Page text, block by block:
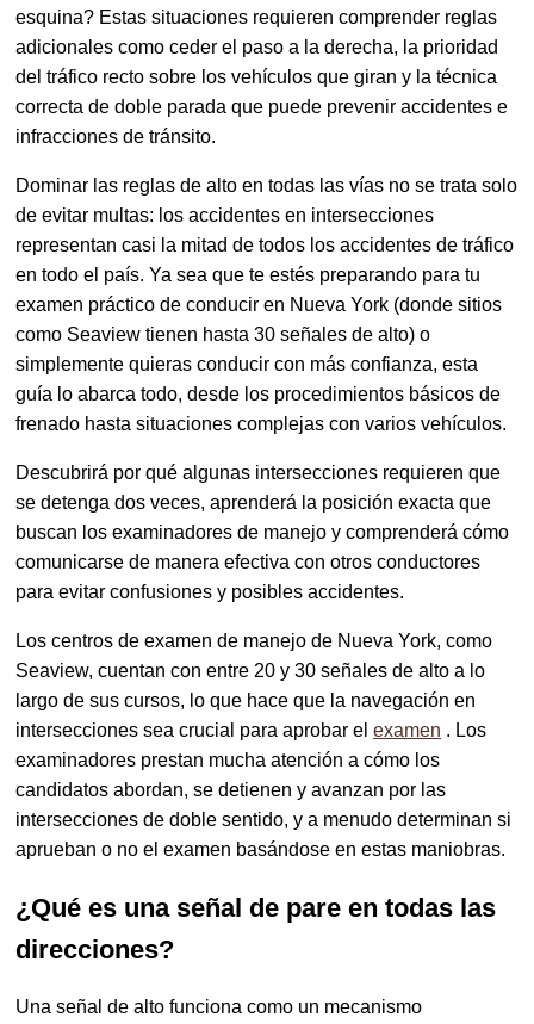
esquina? Estas situaciones requieren comprender reglas
adicionales como ceder el paso a la derecha, la prioridad
del tráfico recto sobre los vehículos que giran y la técnica
correcta de doble parada que puede prevenir accidentes e
infracciones de tránsito.
Dominar las reglas de alto en todas las vías no se trata solo
de evitar multas: los accidentes en intersecciones
representan casi la mitad de todos los accidentes de tráfico
en todo el país. Ya sea que te estés preparando para tu
examen práctico de conducir en Nueva York (donde sitios
como Seaview tienen hasta 30 señales de alto) o
simplemente quieras conducir con más confianza, esta
guía lo abarca todo, desde los procedimientos básicos de
frenado hasta situaciones complejas con varios vehículos.
Descubrirá por qué algunas intersecciones requieren que
se detenga dos veces, aprenderá la posición exacta que
buscan los examinadores de manejo y comprenderá cómo
comunicarse de manera efectiva con otros conductores
para evitar confusiones y posibles accidentes.
Los centros de examen de manejo de Nueva York, como
Seaview, cuentan con entre 20 y 30 señales de alto a lo
largo de sus cursos, lo que hace que la navegación en
intersecciones sea crucial para aprobar el examen . Los
examinadores prestan mucha atención a cómo los
candidatos abordan, se detienen y avanzan por las
intersecciones de doble sentido, y a menudo determinan si
aprueban o no el examen basándose en estas maniobras.
¿Qué es una señal de pare en todas las
direcciones?
Una señal de alto funciona como un mecanismo